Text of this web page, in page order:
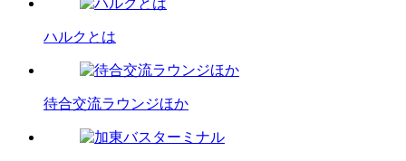
ハルクとは
待合交流ラウンジほか